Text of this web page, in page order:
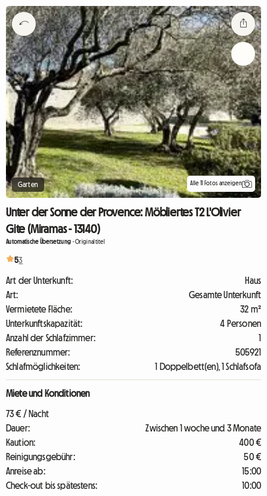
Garten Alle 11 Fotos anzeigen
Unter der Sonne der Provence: Möbliertes T2 L'Olivier
Gite (Miramas - 13140)
Automatische Übersetzung -Originaltitel
53
Art der Unterkunft:
Haus
Art:
Gesamte Unterkunft
Vermietete Fläche:
32 m²
Unterkunftskapazität:
4 Personen
Anzahl der Schlafzimmer:
1
Referenznummer:
505921
Schlafmöglichkeiten:
1 Doppelbett(en), 1 Schlafsofa
Miete und Konditionen
73 € / Nacht
Dauer:
Zwischen 1 woche und 3 Monate
Kaution:
400 €
Reinigungsgebühr:
50 €
Anreise ab:
15:00
Check-out bis spätestens:
10:00